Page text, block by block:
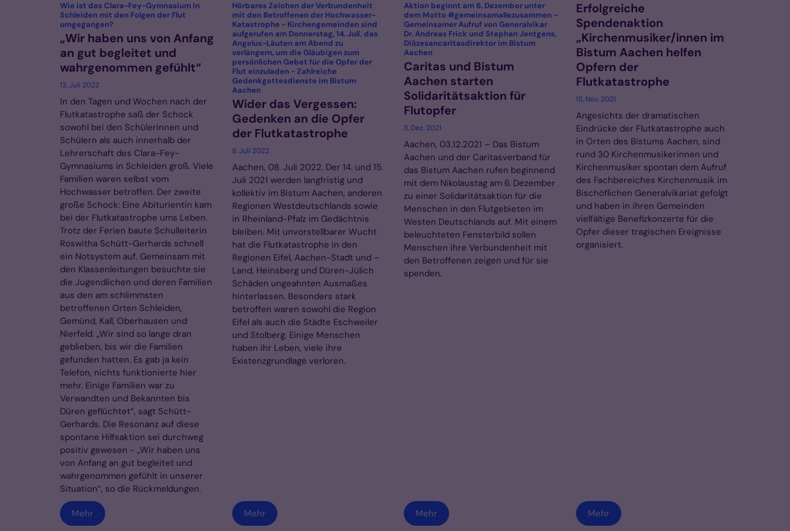
Wie ist das Clara-Fey-Gymnasium in
Schleiden mit den Folgen der Flut
umgegangen?:
„Wir haben uns von Anfang
an gut begleitet und
wahrgenommen gefühlt“
13. Juli 2022
In den Tagen und Wochen nach der
Flutkatastrophe saß der Schock
sowohl bei den Schülerinnen und
Schülern als auch innerhalb der
Lehrerschaft des Clara-Fey-
Gymnasiums in Schleiden groß. Viele
Familien waren selbst vom
Hochwasser betroffen. Der zweite
große Schock: Eine Abiturientin kam
bei der Flutkatastrophe ums Leben.
Trotz der Ferien baute Schulleiterin
Roswitha Schütt-Gerhards schnell
ein Notsystem auf. Gemeinsam mit
den Klassenleitungen besuchte sie
die Jugendlichen und deren Familien
aus den am schlimmsten
betroffenen Orten Schleiden,
Gemünd, Kall, Oberhausen und
Nierfeld. „Wir sind so lange dran
geblieben, bis wir die Familien
gefunden hatten. Es gab ja kein
Telefon, nichts funktionierte hier
mehr. Einige Familien war zu
Verwandten und Bekannten bis
Düren geflüchtet“, sagt Schütt-
Gerhards. Die Resonanz auf diese
spontane Hilfsaktion sei durchweg
positiv gewesen - „Wir haben uns
von Anfang an gut begleitet und
wahrgenommen gefühlt in unserer
Situation“, so die Rückmeldungen.
Mehr
Hörbares Zeichen der Verbundenheit
mit den Betroffenen der Hochwasser-
Katastrophe - Kirchengemeinden sind
aufgerufen am Donnerstag, 14. Juli, das
Angelus-Läuten am Abend zu
verlängern, um die Gläubigen zum
persönlichen Gebet für die Opfer der
Flut einzuladen - Zahlreiche
Gedenkgottesdienste im Bistum
Aachen:
Wider das Vergessen:
Gedenken an die Opfer
der Flutkatastrophe
8. Juli 2022
Aachen, 08. Juli 2022. Der 14. und 15.
Juli 2021 werden langfristig und
kollektiv im Bistum Aachen, anderen
Regionen Westdeutschlands sowie
in Rheinland-Pfalz im Gedächtnis
bleiben. Mit unvorstellbarer Wucht
hat die Flutkatastrophe in den
Regionen Eifel, Aachen-Stadt und –
Land, Heinsberg und Düren-Jülich
Schäden ungeahnten Ausmaßes
hinterlassen. Besonders stark
betroffen waren sowohl die Region
Eifel als auch die Städte Eschweiler
und Stolberg. Einige Menschen
haben ihr Leben, viele ihre
Existenzgrundlage verloren.
Mehr
Aktion beginnt am 6. Dezember unter
dem Motto #gemeinsamallezusammen -
Gemeinsamer Aufruf von Generalvikar
Dr. Andreas Frick und Stephan Jentgens,
Diözesancaritasdirektor im Bistum
Aachen
Caritas und Bistum
Aachen starten
Solidaritätsaktion für
Flutopfer
3. Dez. 2021
Aachen, 03.12.2021 – Das Bistum
Aachen und der Caritasverband für
das Bistum Aachen rufen beginnend
mit dem Nikolaustag am 6. Dezember
zu einer Solidaritätsaktion für die
Menschen in den Flutgebieten im
Westen Deutschlands auf. Mit einem
beleuchteten Fensterbild sollen
Menschen ihre Verbundenheit mit
den Betroffenen zeigen und für sie
spenden.
Mehr
Erfolgreiche
Spendenaktion
„Kirchenmusiker/innen im
Bistum Aachen helfen
Opfern der
Flutkatastrophe
15. Nov. 2021
Angesichts der dramatischen
Eindrücke der Flutkatastrophe auch
in Orten des Bistums Aachen, sind
rund 30 Kirchenmusikerinnen und
Kirchenmusiker spontan dem Aufruf
des Fachbereiches Kirchenmusik im
Bischöflichen Generalvikariat gefolgt
und haben in ihren Gemeinden
vielfältige Benefizkonzerte für die
Opfer dieser tragischen Ereignisse
organisiert.
Mehr